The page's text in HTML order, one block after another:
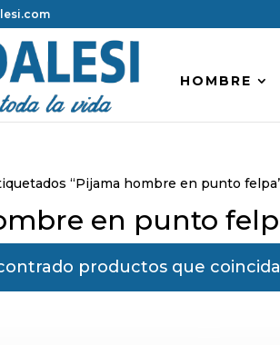
HOMBRE
“Pijama hombre en punto
en punto
productos que